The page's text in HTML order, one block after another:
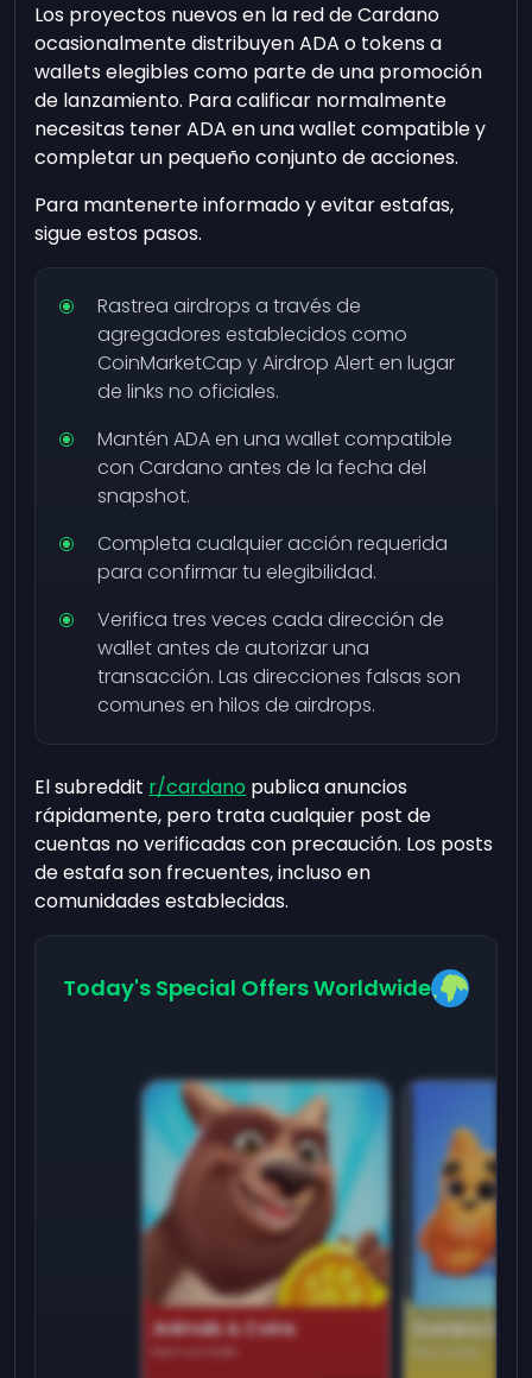
Los proyectos nuevos en la red de Cardano
ocasionalmente distribuyen ADA o tokens a
wallets elegibles como parte de una promoción
de lanzamiento. Para calificar normalmente
necesitas tener ADA en una wallet compatible y
completar un pequeño conjunto de acciones.
Para mantenerte informado y evitar estafas,
sigue estos pasos.
Rastrea airdrops a través de
agregadores establecidos como
CoinMarketCap y Airdrop Alert en lugar
de links no oficiales.
Mantén ADA en una wallet compatible
con Cardano antes de la fecha del
snapshot.
Completa cualquier acción requerida
para confirmar tu elegibilidad.
Verifica tres veces cada dirección de
wallet antes de autorizar una
transacción. Las direcciones falsas son
comunes en hilos de airdrops.
El subreddit r/cardano publica anuncios
rápidamente, pero trata cualquier post de
cuentas no verificadas con precaución. Los posts
de estafa son frecuentes, incluso en
comunidades establecidas.
Today's Special Offers Worldwide
Animals & Coins
Earn on side
Domino